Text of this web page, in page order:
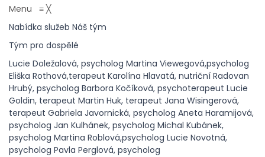
Menu ≡ ╳
Nabídka služeb Náš tým
Tým pro dospělé
Lucie Doležalová, psycholog Martina Viewegová,psycholog
Eliška Rothová,terapeut Karolína Hlavatá, nutriční Radovan
Hrubý, psycholog Barbora Kočíková, psychoterapeut Lucie
Goldin, terapeut Martin Huk, terapeut Jana Wisingerová,
terapeut Gabriela Javornická, psycholog Aneta Haramijová,
psycholog Jan Kulhánek, psycholog Michal Kubánek,
psycholog Martina Roblová,psycholog Lucie Novotná,
psycholog Pavla Perglová, psycholog